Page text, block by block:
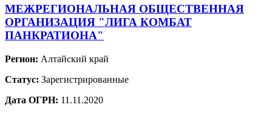
МЕЖРЕГИОНАЛЬНАЯ ОБЩЕСТВЕННАЯ
ОРГАНИЗАЦИЯ "ЛИГА КОМБАТ
ПАНКРАТИОНА"
Регион: Алтайский край
Статус: Зарегистрированные
Дата ОГРН: 11.11.2020